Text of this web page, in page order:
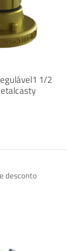
1/2
desconto